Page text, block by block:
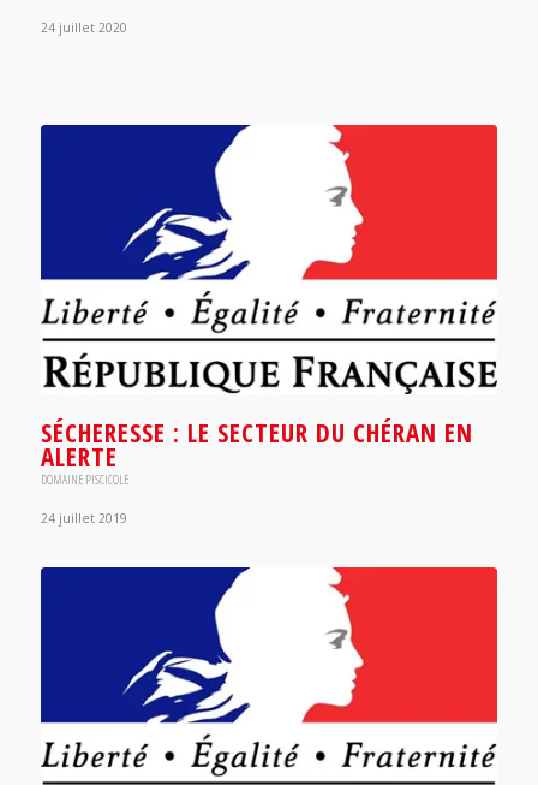
24 juillet 2020
SÉCHERESSE : LE SECTEUR DU CHÉRAN EN
ALERTE
DOMAINE PISCICOLE
24 juillet 2019